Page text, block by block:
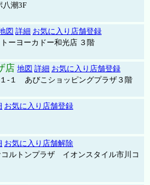
八潮3F
図 詳細 お気に入り店舗登録
ーヨーカドー和光店 ３階
店 地図 詳細 お気に入り店舗登録
-１ あびこショッピングプラザ３階
お気に入り店舗登録
お気に入り店舗解除
ルトンプラザ イオンスタイル市川コ